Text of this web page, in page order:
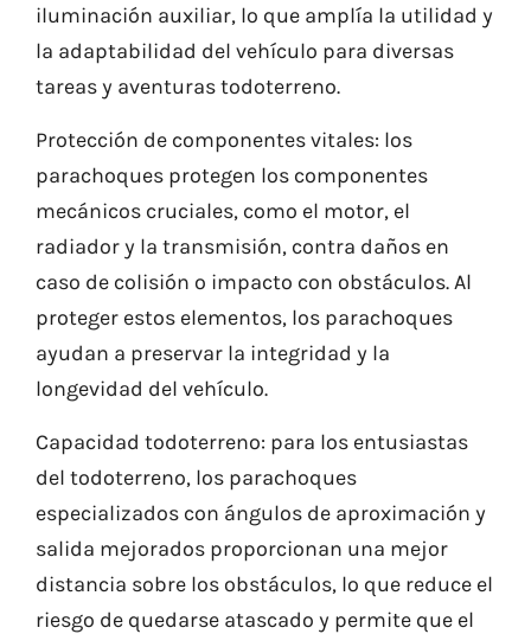
iluminación auxiliar, lo que amplía la utilidad y
la adaptabilidad del vehículo para diversas
tareas y aventuras todoterreno.
Protección de componentes vitales: los
parachoques protegen los componentes
mecánicos cruciales, como el motor, el
radiador y la transmisión, contra daños en
caso de colisión o impacto con obstáculos. Al
proteger estos elementos, los parachoques
ayudan a preservar la integridad y la
longevidad del vehículo.
Capacidad todoterreno: para los entusiastas
del todoterreno, los parachoques
especializados con ángulos de aproximación y
salida mejorados proporcionan una mejor
distancia sobre los obstáculos, lo que reduce el
riesgo de quedarse atascado y permite que el